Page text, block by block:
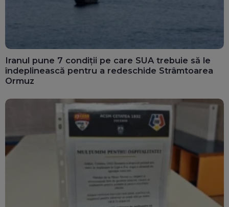
Iranul pune 7 condiții pe care SUA trebuie să le
îndeplinească pentru a redeschide Strâmtoarea
Ormuz